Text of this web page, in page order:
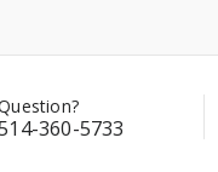
360-5733